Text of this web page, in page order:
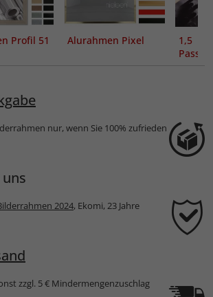
Profil 51 Alurahmen Pixel
nur, wenn Sie 100% zufrieden
2024, Ekomi, 23 Jahre
zzgl. 5 € Mindermengenzuschlag